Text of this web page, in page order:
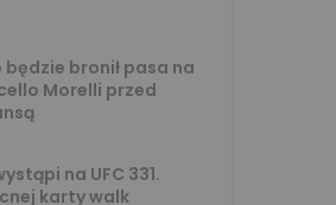
bronił pasa na
Morelli przed
na UFC 331.
karty walk